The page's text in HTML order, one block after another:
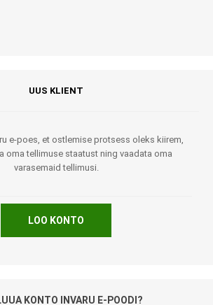
UUS KLIENT
e-poes, et ostlemise protsess oleks kiirem,
oma tellimuse staatust ning vaadata oma
varasemaid tellimusi.
LOO KONTO
KONTO INVARU E-POODI?